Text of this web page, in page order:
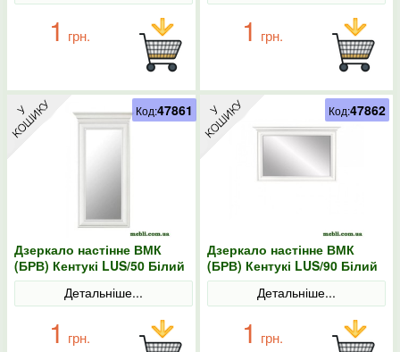
1 грн. 1 грн.
Дзеркало настінне ВМК
(БРВ) Кентукі LUS/50 Білий
альпійський
Детальніше...
1 грн.
Код:47861
Дзеркало настінне ВМК
(БРВ) Кентукі LUS/90 Білий
альпійський
Детальніше...
1 грн.
Код:47862